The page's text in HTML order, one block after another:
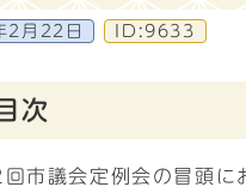
2月22日 ID:9633
次
市議会定例会の冒頭に